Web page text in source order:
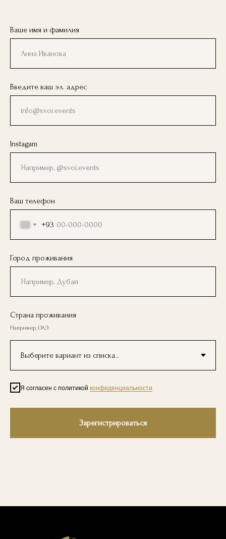
Ваше имя и фамилия
Введите ваш эл. адрес
Instagam
Ваш телефон
+93
Город проживания
Страна проживания
Например, ОАЭ
Я согласен с политикой конфиденциальности
Зарегистрироваться